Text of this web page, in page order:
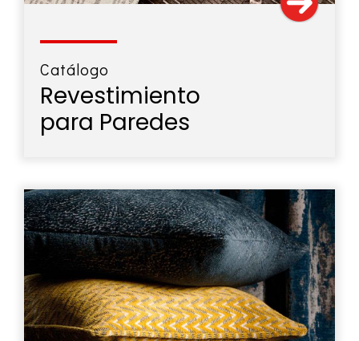
Catálogo
Revestimiento
para Paredes